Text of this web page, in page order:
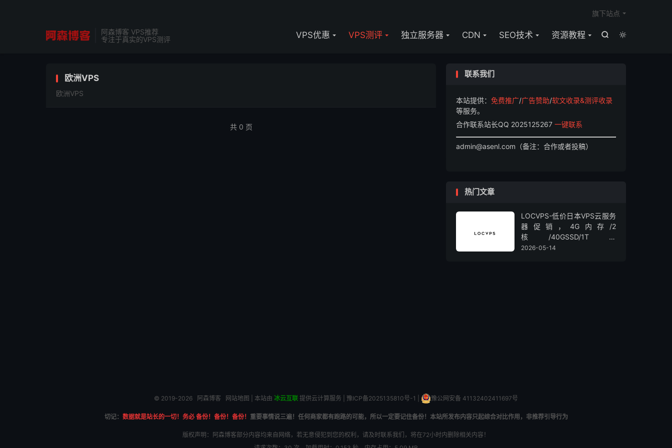
阿森博客 VPS推荐
专注于真实的VPS测评


VPS优惠 VPS测评 独立服务器 CDN SEO技术 资源教程
旗下站点
欧洲VPS
欧洲VPS
共 0 页
联系我们
本站提供： 免费推广/广告赞助/软文收录&测评收录
等服务。
合作联系站长QQ 2025125267 一键联系
admin@asenl.com（备注：合作或者投稿）
热门文章
LOCVPS-低价日本VPS云服务
器促销，4G内存/2
核/40GSSD/1T流
量/450Mbps带宽，低至36元/
2026-05-14
© 2019-2026 阿森博客 网站地图 | 本站由 冰云互联 提供云计算服务 | 豫ICP备2025135810号-1 豫公网安备 41132402411697号
切记： 数据就是站长的一切！务必 备份！备份！备份！ 重要事情说三遍！任何商家都有跑路的可能，所以一定要记住备份！本站所发布内容只起综合对比作用，非推荐引导行为
版权声明：阿森博客部分内容均来自网络，若无意侵犯到您的权利，请及时联系我们，将在72小时内删除相关内容！